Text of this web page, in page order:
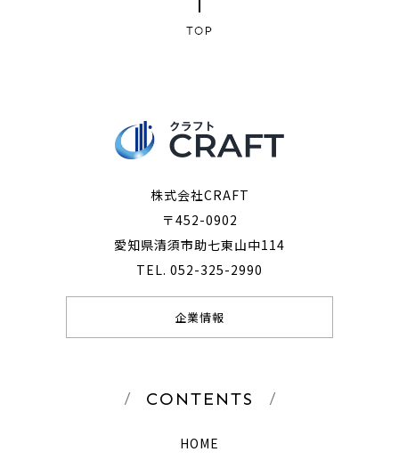
株式会社CRAFT
〒452-0902
愛知県清須市助七東山中114
TEL. 052-325-2990
企業情報
CONTENTS
HOME